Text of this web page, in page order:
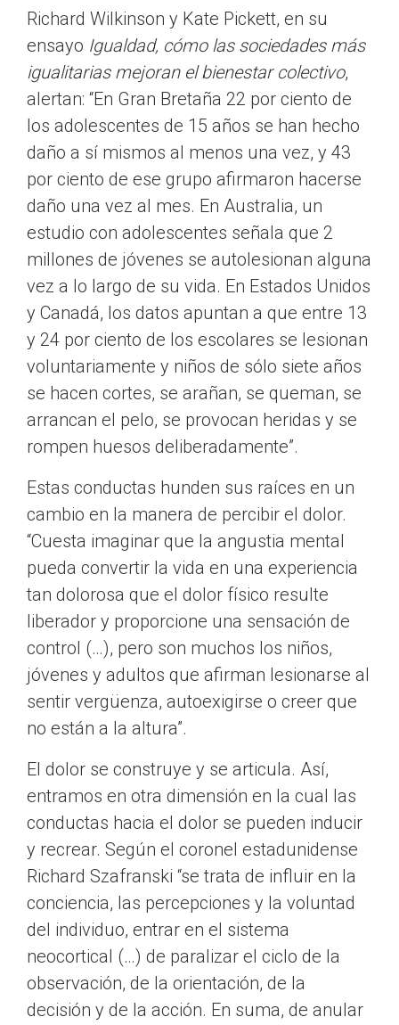
Richard Wilkinson y Kate Pickett, en su
ensayo Igualdad, cómo las sociedades más
igualitarias mejoran el bienestar colectivo,
alertan: En Gran Bretaña 22 por ciento de
los adolescentes de 15 años se han hecho
daño a sí mismos al menos una vez, y 43
por ciento de ese grupo afirmaron hacerse
daño una vez al mes. En Australia, un
estudio con adolescentes señala que 2
millones de jóvenes se autolesionan alguna
vez a lo largo de su vida. En Estados Unidos
y Canadá, los datos apuntan a que entre 13
y 24 por ciento de los escolares se lesionan
voluntariamente y niños de sólo siete años
se hacen cortes, se arañan, se queman, se
arrancan el pelo, se provocan heridas y se
rompen huesos deliberadamente .
Estas conductas hunden sus raíces en un
cambio en la manera de percibir el dolor.
“Cuesta imaginar que la angustia mental
pueda convertir la vida en una experiencia
tan dolorosa que el dolor físico resulte
liberador y proporcione una sensación de
control (…), pero son muchos los niños,
jóvenes y adultos que afirman lesionarse al
sentir vergüenza, autoexigirse o creer que
no están a la altura”.
El dolor se construye y se articula. Así,
entramos en otra dimensión en la cual las
conductas hacia el dolor se pueden inducir
y recrear. Según el coronel estadunidense
Richard Szafranski “se trata de influir en la
conciencia, las percepciones y la voluntad
del individuo, entrar en el sistema
neocortical (…) de paralizar el ciclo de la
observación, de la orientación, de la
decisión y de la acción. En suma, de anular